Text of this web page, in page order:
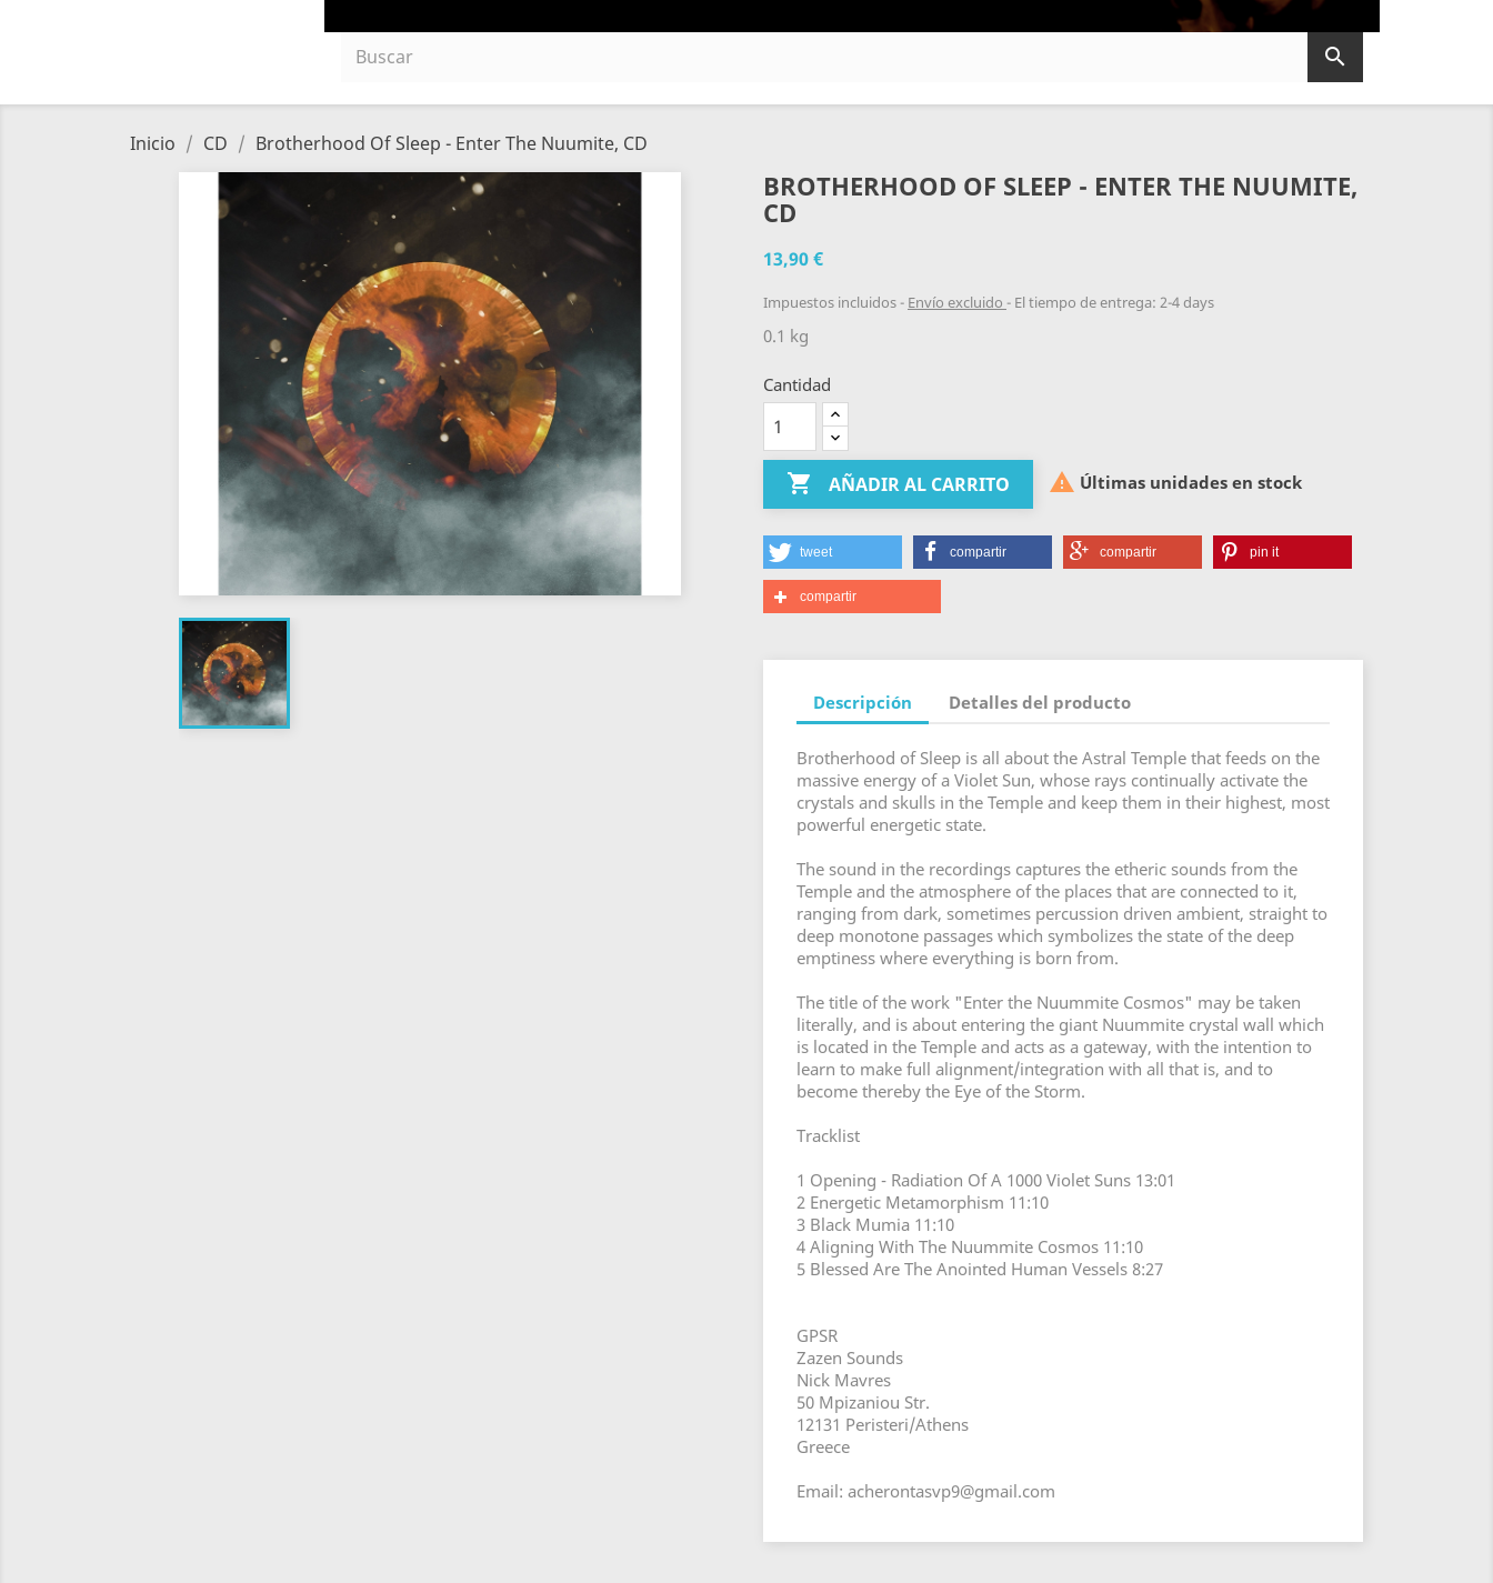

Inicio CD Brotherhood Of Sleep - Enter The Nuumite, CD
BROTHERHOOD OF SLEEP - ENTER THE NUUMITE,
CD
13,90 €
Impuestos incluidos Envío excluido El tiempo de entrega: 2-4 days
0.1 kg
Cantidad
 AÑADIR AL CARRITO  Últimas unidades en stock
tweet compartir compartir pin it
compartir
Descripción Detalles del producto
Brotherhood of Sleep is all about the Astral Temple that feeds on the
massive energy of a Violet Sun, whose rays continually activate the
crystals and skulls in the Temple and keep them in their highest, most
powerful energetic state.
The sound in the recordings captures the etheric sounds from the
Temple and the atmosphere of the places that are connected to it,
ranging from dark, sometimes percussion driven ambient, straight to
deep monotone passages which symbolizes the state of the deep
emptiness where everything is born from.
The title of the work "Enter the Nuummite Cosmos" may be taken
literally, and is about entering the giant Nuummite crystal wall which
is located in the Temple and acts as a gateway, with the intention to
learn to make full alignment/integration with all that is, and to
become thereby the Eye of the Storm.
Tracklist
1 Opening - Radiation Of A 1000 Violet Suns 13:01
2 Energetic Metamorphism 11:10
3 Black Mumia 11:10
4 Aligning With The Nuummite Cosmos 11:10
5 Blessed Are The Anointed Human Vessels 8:27
GPSR
Zazen Sounds
Nick Mavres
50 Mpizaniou Str.
12131 Peristeri/Athens
Greece
Email: acherontasvp9@gmail.com